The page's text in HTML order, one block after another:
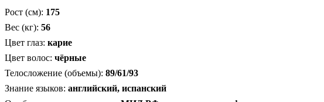
Рост (см): 175
Вес (кг): 56
Цвет глаз: карие
Цвет волос: чёрные
Телосложение (объемы): 89/61/93
Знание языков: английский, испанский